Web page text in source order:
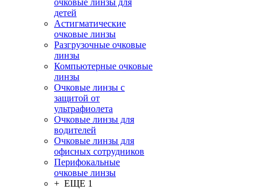
очковые линзы для
детей
Астигматические
очковые линзы
Разгрузочные очковые
линзы
Компьютерные очковые
линзы
Очковые линзы с
защитой от
ультрафиолета
Очковые линзы для
водителей
Очковые линзы для
офисных сотрудников
Перифокальные
очковые линзы
+ ЕЩЕ 1